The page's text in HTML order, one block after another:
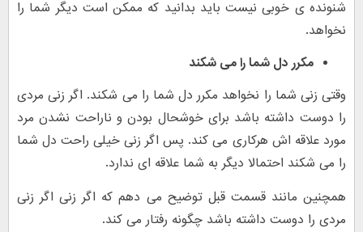
شنونده ی خوبی نیست باید بدانید که ممکن است دیگر شما را
نخواهد.
مکرر دل شما را می شکند
وقتی زنی شما را نخواهد مکرر دل شما را می شکند. اگر زنی مردی
را دوست داشته باشد برای خوشحال بودن و ناراحت نشدن مرد
مورد علاقه اش هرکاری می کند. پس اگر زنی خیلی راحت دل شما
را می شکند احتمالا دیگر به شما علاقه ای ندارد.
همچنین مانند قسمت قبل توضیح می دهم که اگر زنی اگر زنی
مردی را دوست داشته باشد چگونه رفتار می کند.